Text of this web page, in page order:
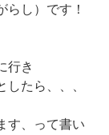
らし）です！
行き
したら、、、
す、って書い